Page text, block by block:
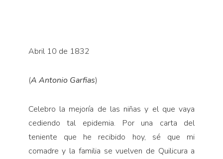
Abril 10 de 1832
(A Antonio Garfias)
Celebro la mejoría de las niñas y el que vaya
cediendo tal epidemia. Por una carta del
teniente que he reci­bido hoy, sé que mi
comadre y la familia se vuelven de Quilicura a